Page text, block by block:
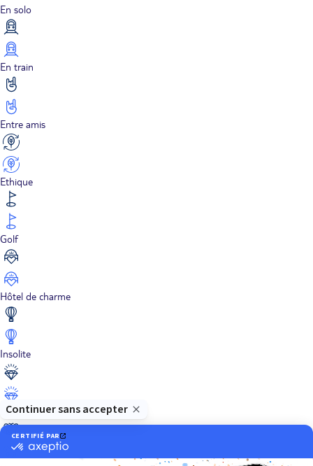
En solo
En train
Entre amis
Ethique
Golf
Hôtel de charme
Insolite
Luxe